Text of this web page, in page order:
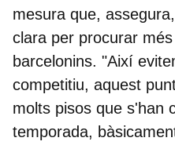
mesura que,
clara per procurar
barcelonins. "Així
competitiu, aquest
molts pisos que s'han
temporada,